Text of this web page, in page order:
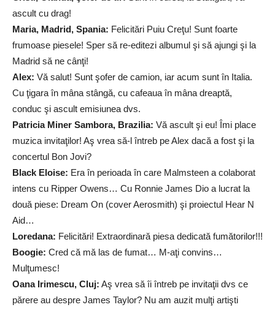
ascult cu drag!
Maria, Madrid, Spania: Felicitări Puiu Creţu! Sunt foarte
frumoase piesele! Sper să re-editezi albumul şi să ajungi şi la
Madrid să ne cânţi!
Alex: Vă salut! Sunt şofer de camion, iar acum sunt în Italia.
Cu ţigara în mâna stângă, cu cafeaua în mâna dreaptă,
conduc şi ascult emisiunea dvs.
Patricia Miner Sambora, Brazilia: Vă ascult şi eu! Îmi place
muzica invitaţilor! Aş vrea să-l întreb pe Alex dacă a fost şi la
concertul Bon Jovi?
Black Eloise: Era în perioada în care Malmsteen a colaborat
intens cu Ripper Owens… Cu Ronnie James Dio a lucrat la
două piese: Dream On (cover Aerosmith) şi proiectul Hear N
Aid…
Loredana: Felicitări! Extraordinară piesa dedicată fumătorilor!!!
Boogie: Cred că mă las de fumat… M-aţi convins…
Mulţumesc!
Oana Irimescu, Cluj: Aş vrea să îi întreb pe invitaţii dvs ce
părere au despre James Taylor? Nu am auzit mulţi artişti